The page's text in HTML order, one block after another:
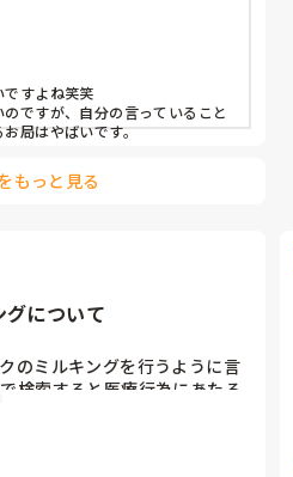
一部のお局看護師数名）上司
とても尊敬しているし、医療
、介護士以上のプレッシャー
リするのも分からなくはな
、医療行為は、利用者さんの
されないからプレッシャーは
、例え介護士に指示を出す場
当たってくるなwww
）にはにこやかに話す癖に、
は、昔から嫌いです。）
すよね笑笑
ですが、自分の言っていること
局はやばいです。
もっと見る
について
のミルキングを行うように言
検索すると医療行為にあたる
はいますか？